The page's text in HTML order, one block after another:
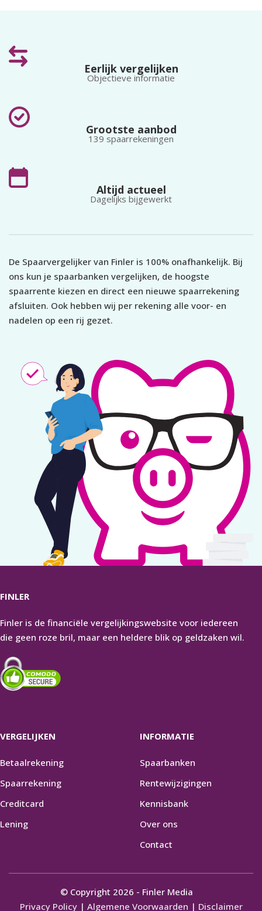
Eerlijk vergelijken
Objectieve informatie
Grootste aanbod
139 spaarrekeningen
Altijd actueel
Dagelijks bijgewerkt
De Spaarvergelijker van Finler is 100% onafhankelijk. Bij
ons kun je spaarbanken vergelijken, de hoogste
spaarrente kiezen en direct een nieuwe spaarrekening
afsluiten. Ook hebben wij per rekening alle voor- en
nadelen op een rij gezet.
FINLER
Finler is de financiële vergelijkingswebsite voor iedereen
die geen roze bril, maar een heldere blik op geldzaken wil.
VERGELIJKEN
Betaalrekening
Spaarrekening
Creditcard
Lening
INFORMATIE
Spaarbanken
Rentewijzigingen
Kennisbank
Over ons
Contact
© Copyright 2026 - Finler Media
Privacy Policy| Algemene Voorwaarden | Disclaimer